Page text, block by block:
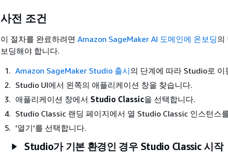
사전 조건
이 절차를 완료하려면 Amazon SageMaker AI 도메인에 온보딩의
보딩해야 합니다.
Amazon SageMaker Studio 출시의 단계에 따라 Studio로 이
Studio UI에서 왼쪽의 애플리케이션 창을 찾습니다.
애플리케이션 창에서 Studio Classic을 선택합니다.
Studio Classic 랜딩 페이지에서 열 Studio Classic 인스턴스
'열기'를 선택합니다.
Studio가 기본 환경인 경우 Studio Classic 시작